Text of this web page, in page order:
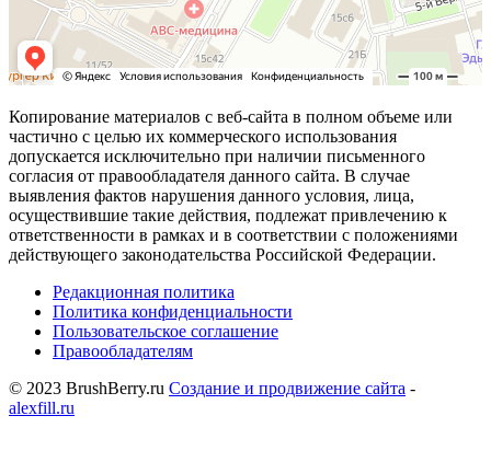
Копирование материалов с веб-сайта в полном объеме или
частично с целью их коммерческого использования
допускается исключительно при наличии письменного
согласия от правообладателя данного сайта. В случае
выявления фактов нарушения данного условия, лица,
осуществившие такие действия, подлежат привлечению к
ответственности в рамках и в соответствии с положениями
действующего законодательства Российской Федерации.
Редакционная политика
Политика конфиденциальности
Пользовательское соглашение
Правообладателям
© 2023 BrushBerry.ru Создание и продвижение сайта -
alexfill.ru